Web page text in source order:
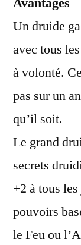
Un druide
avec tous
à volonté.
pas sur un
qu’il soit.
Le grand
secrets
+2 à tous
pouvoirs
le Feu ou